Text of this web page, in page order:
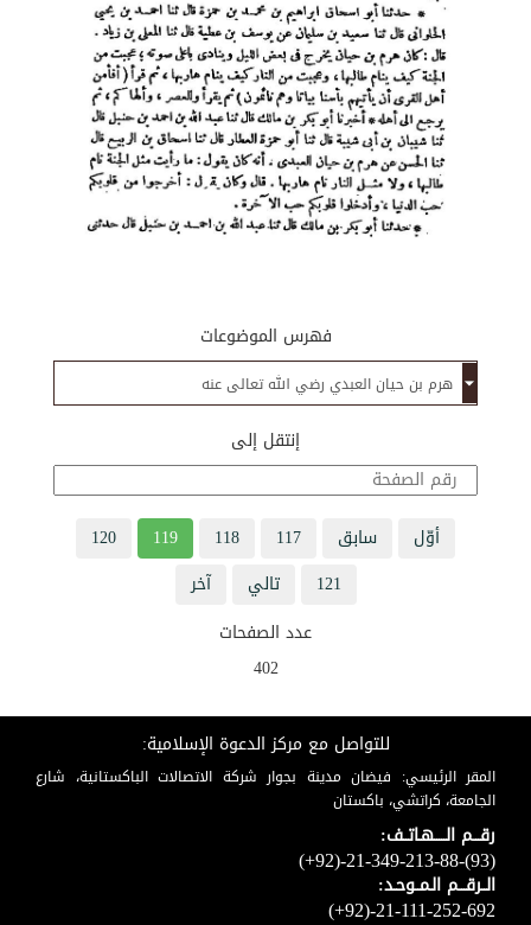
فهرس الموضوعات
إنتقل إلى
أوّل سابق 117
118
119
120
121
تالي
آخر
عدد الصفحات
402
للتواصل مع مركز الدعوة الإسلامية:
المقر الرئيسي: فيضان مدينة بجوار شركة الاتصالات الباكستانية، شارع
الجامعة، كراتشي، باكستان
رقـــم الـــــهـاتــف:
(+92)-21-349-213-88-(93)
الــرقـــم الـمــوحـد:
(+92)-21-111-252-692